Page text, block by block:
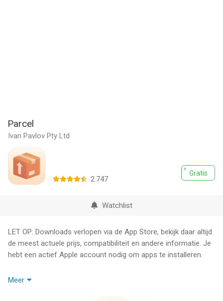
Parcel
Ivan Pavlov Pty Ltd
Gratis
2.747
Watchlist
LET OP: Downloads verlopen via de App Store, bekijk daar altijd
de meest actuele prijs, compatibiliteit en andere informatie. Je
hebt een actief Apple account nodig om apps te installeren.
Als u op zoek bent naar een app om zendingen via iPhone of
Meer